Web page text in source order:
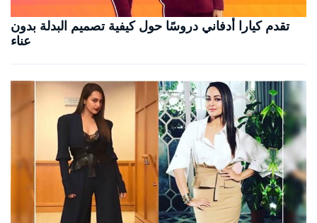
تقدم كيارا أدفاني دروسًا حول كيفية تصميم البدلة بدون
عناء